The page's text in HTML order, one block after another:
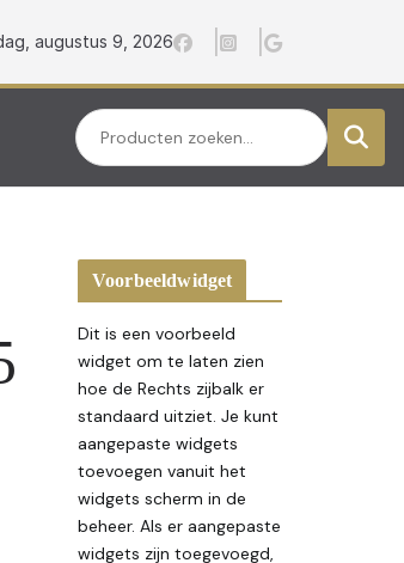
augustus 9, 2026
Zoeken
Voorbeeldwidget
Dit is een voorbeeld
widget om te laten zien
hoe de Rechts zijbalk er
standaard uitziet. Je kunt
aangepaste widgets
toevoegen vanuit het
widgets scherm in de
beheer. Als er aangepaste
widgets zijn toegevoegd,